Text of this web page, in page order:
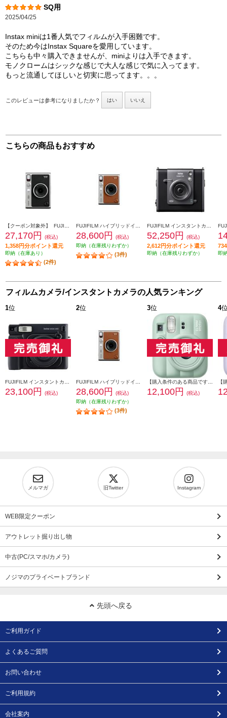
SQ用
2025/04/25
Instax miniは1番人気でフィルムが入手困難です。
そのため今はInstax Squareを愛用しています。
こちらも中々購入できませんが、miniよりは入手できます。
モノクロームはシックな感じで大人な感じで気に入ってます。
もっと流通してほしいと切実に思ってます。。。
このレビューは参考になりましたか？ はい いいえ
こちらの商品もおすすめ
27,170円 (税込)
1,358円分ポイント還元
即納（在庫あり）
(2件)
28,600円
(税込)
即納（在庫残りわずか）
(3件)
52,250円 (税込)
2,612円分ポイント還元
即納（在庫残りわずか） 即
フィルムカメラ/インスタントカメラの人気ランキング
1位
23,100円 (税込)
2位
28,600円
(税込)
即納（在庫残りわずか）
(3件)
3位
12,100円 (税込)
4
メルマガ 旧Twitter Instagram
WEB限定クーポン
アウトレット掘り出し物
中古(PC/スマホ/カメラ)
ノジマのプライベートブランド
先頭へ戻る
ご利用ガイド
よくあるご質問
お問い合わせ
ご利用規約
会社案内